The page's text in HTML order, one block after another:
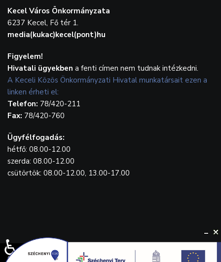
Kecel Város Önkormányzata
6237 Kecel, Fő tér 1.
media(kukac)kecel(pont)hu
Figyelem!
Hivatali ügyekben a fenti címen nem tudnak intézkedni.
A Keceli Közös Önkormányzati Hivatal munkatársait ezen a
linken érheti el:
Telefon: 78/420-211
Fax: 78/420-760
Ügyfélfogadás:
hétfő: 08.00-12.00
szerda: 08.00-12.00
csütörtök: 08.00-12.00, 13.00-17.00
© {2023} Kecel.hu. Designed byWebGrafika.hu